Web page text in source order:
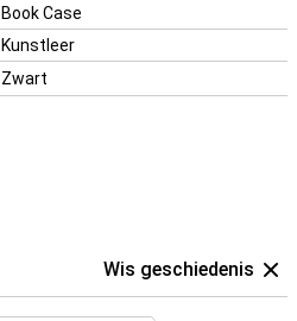
Book Case
Kunstleer
Zwart
Wis geschiedenis